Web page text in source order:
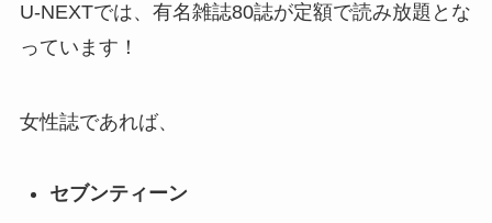
U-NEXTでは、有名雑誌80誌が定額で読み放題とな
っています！
女性誌であれば、
セブンティーン